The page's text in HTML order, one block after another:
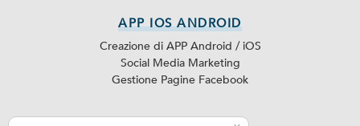
APP IOS ANDROID
Creazione di APP Android / iOS
Social Media Marketing
Gestione Pagine Facebook